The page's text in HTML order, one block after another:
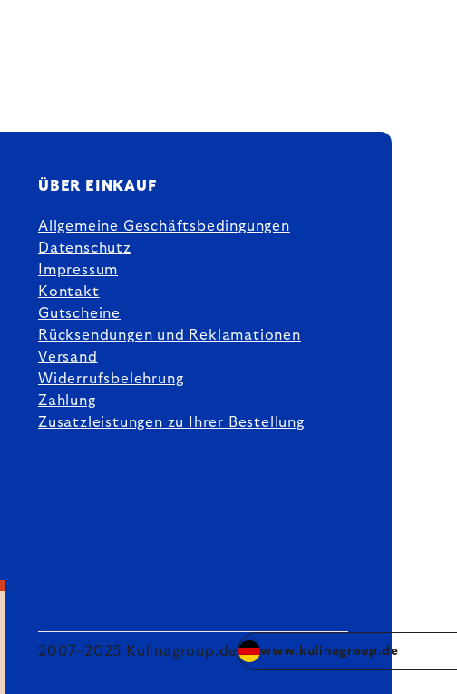
ÜBER EINKAUF
Allgemeine Geschäftsbedingungen
Datenschutz
Impressum
Kontakt
Gutscheine
Rücksendungen und Reklamationen
Versand
Widerrufsbelehrung
Zahlung
Zusatzleistungen zu Ihrer Bestellung
2007–2025 Kulinagroup.de www.kulinagroup.de